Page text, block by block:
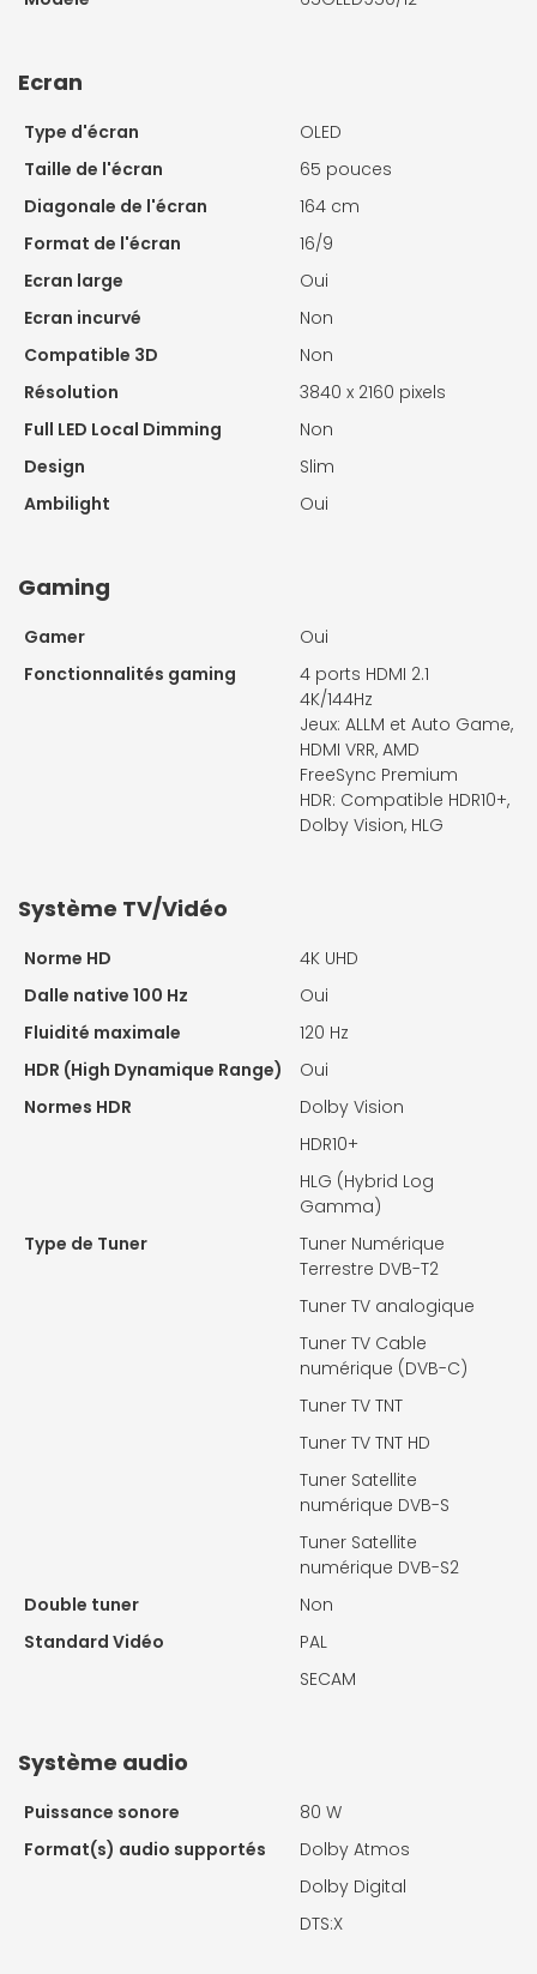
Ecran
Type d'écran
OLED
Taille de l'écran
65 pouces
Diagonale de l'écran
164 cm
Format de l'écran
16/9
Ecran large
Oui
Ecran incurvé
Non
Compatible 3D
Non
Résolution
3840 x 2160 pixels
Full LED Local Dimming
Non
Design
Slim
Ambilight
Oui
Gaming
Gamer
Oui
Fonctionnalités gaming
4 ports HDMI 2.1
4K/144Hz
Jeux: ALLM et Auto Game,
HDMI VRR, AMD
FreeSync Premium
HDR: Compatible HDR10+,
Dolby Vision, HLG
Système TV/Vidéo
Norme HD
4K UHD
Dalle native 100 Hz
Oui
Fluidité maximale
120 Hz
HDR (High Dynamique Range)
Oui
Normes HDR
Dolby Vision
HDR10+
HLG (Hybrid Log
Gamma)
Type de Tuner
Tuner Numérique
Terrestre DVB-T2
Tuner TV analogique
Tuner TV Cable
numérique (DVB-C)
Tuner TV TNT
Tuner TV TNT HD
Tuner Satellite
numérique DVB-S
Tuner Satellite
numérique DVB-S2
Double tuner
Non
Standard Vidéo
PAL
SECAM
Système audio
Puissance sonore
80 W
Format(s) audio supportés
Dolby Atmos
Dolby Digital
DTS:X